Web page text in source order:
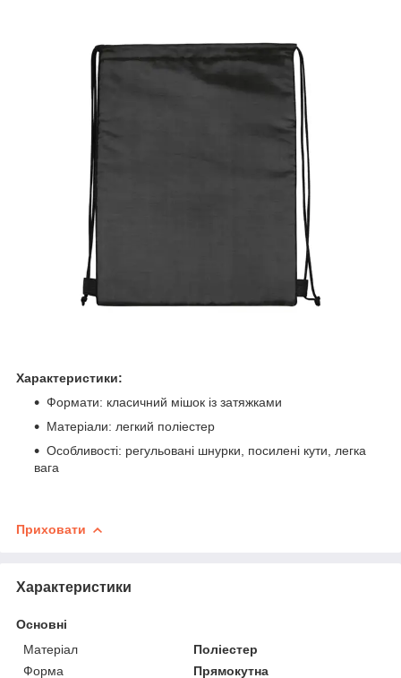
Характеристики:
Формати: класичний мішок із затяжками
Матеріали: легкий поліестер
Особливості: регульовані шнурки, посилені кути, легка
вага
Приховати
Характеристики
Основні
Матеріал
Поліестер
Форма
Прямокутна